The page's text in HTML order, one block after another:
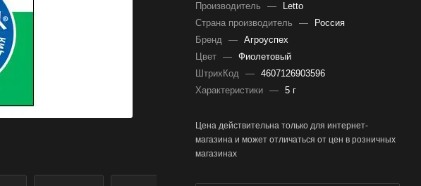
Производитель
—
Letto
Страна производитель
—
Россия
Бренд — Агроуспех
Цвет — Фиолетовый
ШтрихКод — 4607126903596
Характеристики — 5 г
Цена действительна только для интернет-
магазина и может отличаться от цен в розничных
магазинах